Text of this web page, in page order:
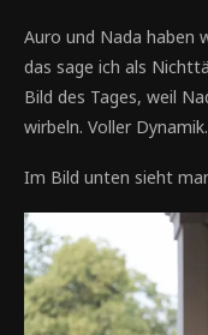
Auro und Nada haben
das sage ich als
Bild des Tages, weil
wirbeln. Voller Dynamik.
Im Bild unten sieht